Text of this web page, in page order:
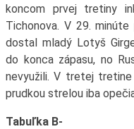
koncom prvej tretiny
Tichonova. V 29.
dostal mladý Lotyš
do konca zápasu, no
nevyužili. V tretej
prudkou strelou iba
Tabuľka B-